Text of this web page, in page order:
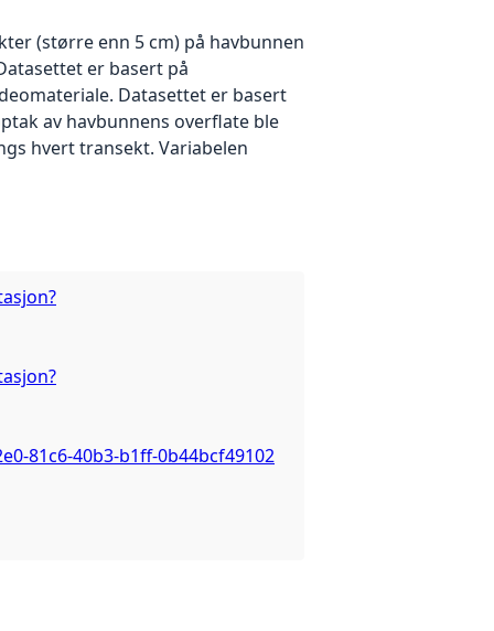
(større enn 5 cm) på havbunnen
er basert på
Datasettet er basert
av havbunnens overflate ble
hvert transekt. Variabelen
81c6-40b3-b1ff-0b44bcf49102